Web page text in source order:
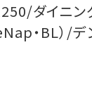
ダイニン
・BL）/